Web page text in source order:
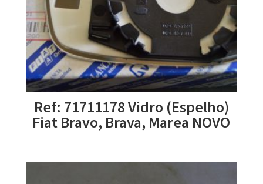
Ref: 71711178 Vidro (Espelho)
Fiat Bravo, Brava, Marea NOVO